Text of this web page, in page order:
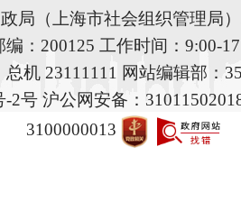
局（上海市社会组织管理局
编：200125 工作时间：9:00-
总机 23111111 网站编辑部：
-2号 沪公网安备：
3100000013